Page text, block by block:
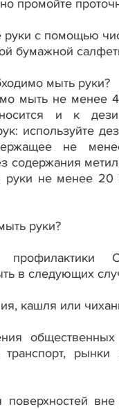
промойте
с помощью
бумажной
мыть руки?
мыть не менее
и к
используйте
не
содержания
руки не менее 20
руки?
в следующих
кашля или
транспорт,
поверхностей